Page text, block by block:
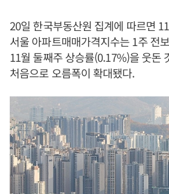
20일 한국부동산원 집계에 따르면
서울 아파트매매가격지수는 1주 전
11월 둘째주 상승률(0.17%)을 웃돈
처음으로 오름폭이 확대됐다.